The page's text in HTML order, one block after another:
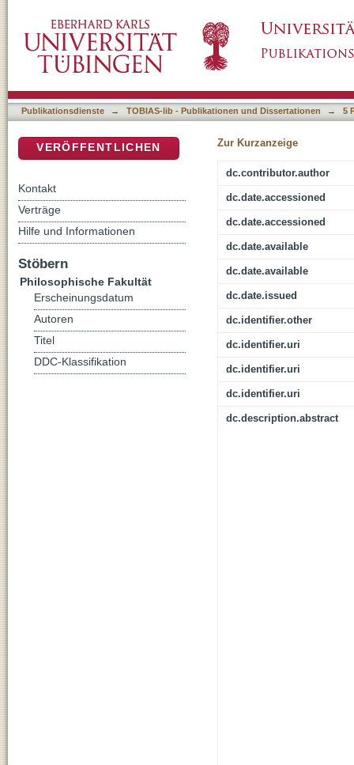
Publikationsdienste → TOBIAS-lib - Publikationen und Dissertationen → 5
Zur Kurzanzeige
dc.contributor.author
dc.date.accessioned
dc.date.accessioned
dc.date.available
dc.date.available
dc.date.issued
dc.identifier.other
dc.identifier.uri
dc.identifier.uri
dc.identifier.uri
dc.description.abstract
VERÖFFENTLICHEN
Kontakt
Verträge
Hilfe und Informationen
Stöbern
Philosophische Fakultät
Erscheinungsdatum
Autoren
Titel
DDC-Klassifikation